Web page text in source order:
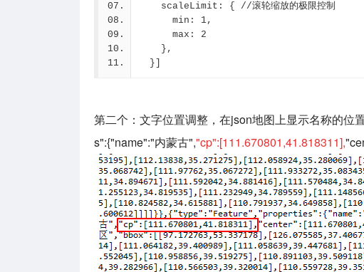
    scaleLimit: { //滚轮缩放的极限控制
      min: 1,
      max: 2
    },
  }]
第二个：文字位置调整，在json地图上显示名称的位
s":{"name":"内蒙古","cp":[111.670801,41.818311],